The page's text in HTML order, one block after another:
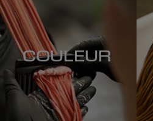
COULEUR